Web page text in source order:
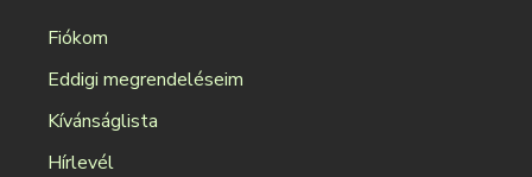
Fiókom
Eddigi megrendeléseim
Kívánságlista
Hírlevél